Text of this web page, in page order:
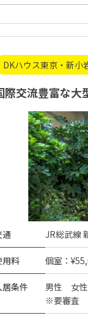
DKハウス東京・新小
際交流豊富な大
通 JR総武線
用料 個室：
居条件
男性 女性
※要審査